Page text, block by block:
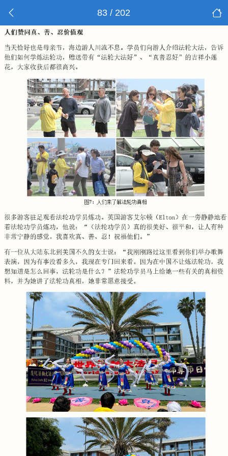
83 / 202